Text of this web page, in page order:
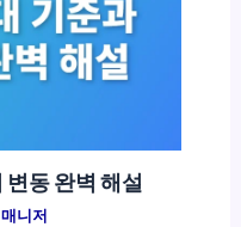
동 완벽 해설
매니저